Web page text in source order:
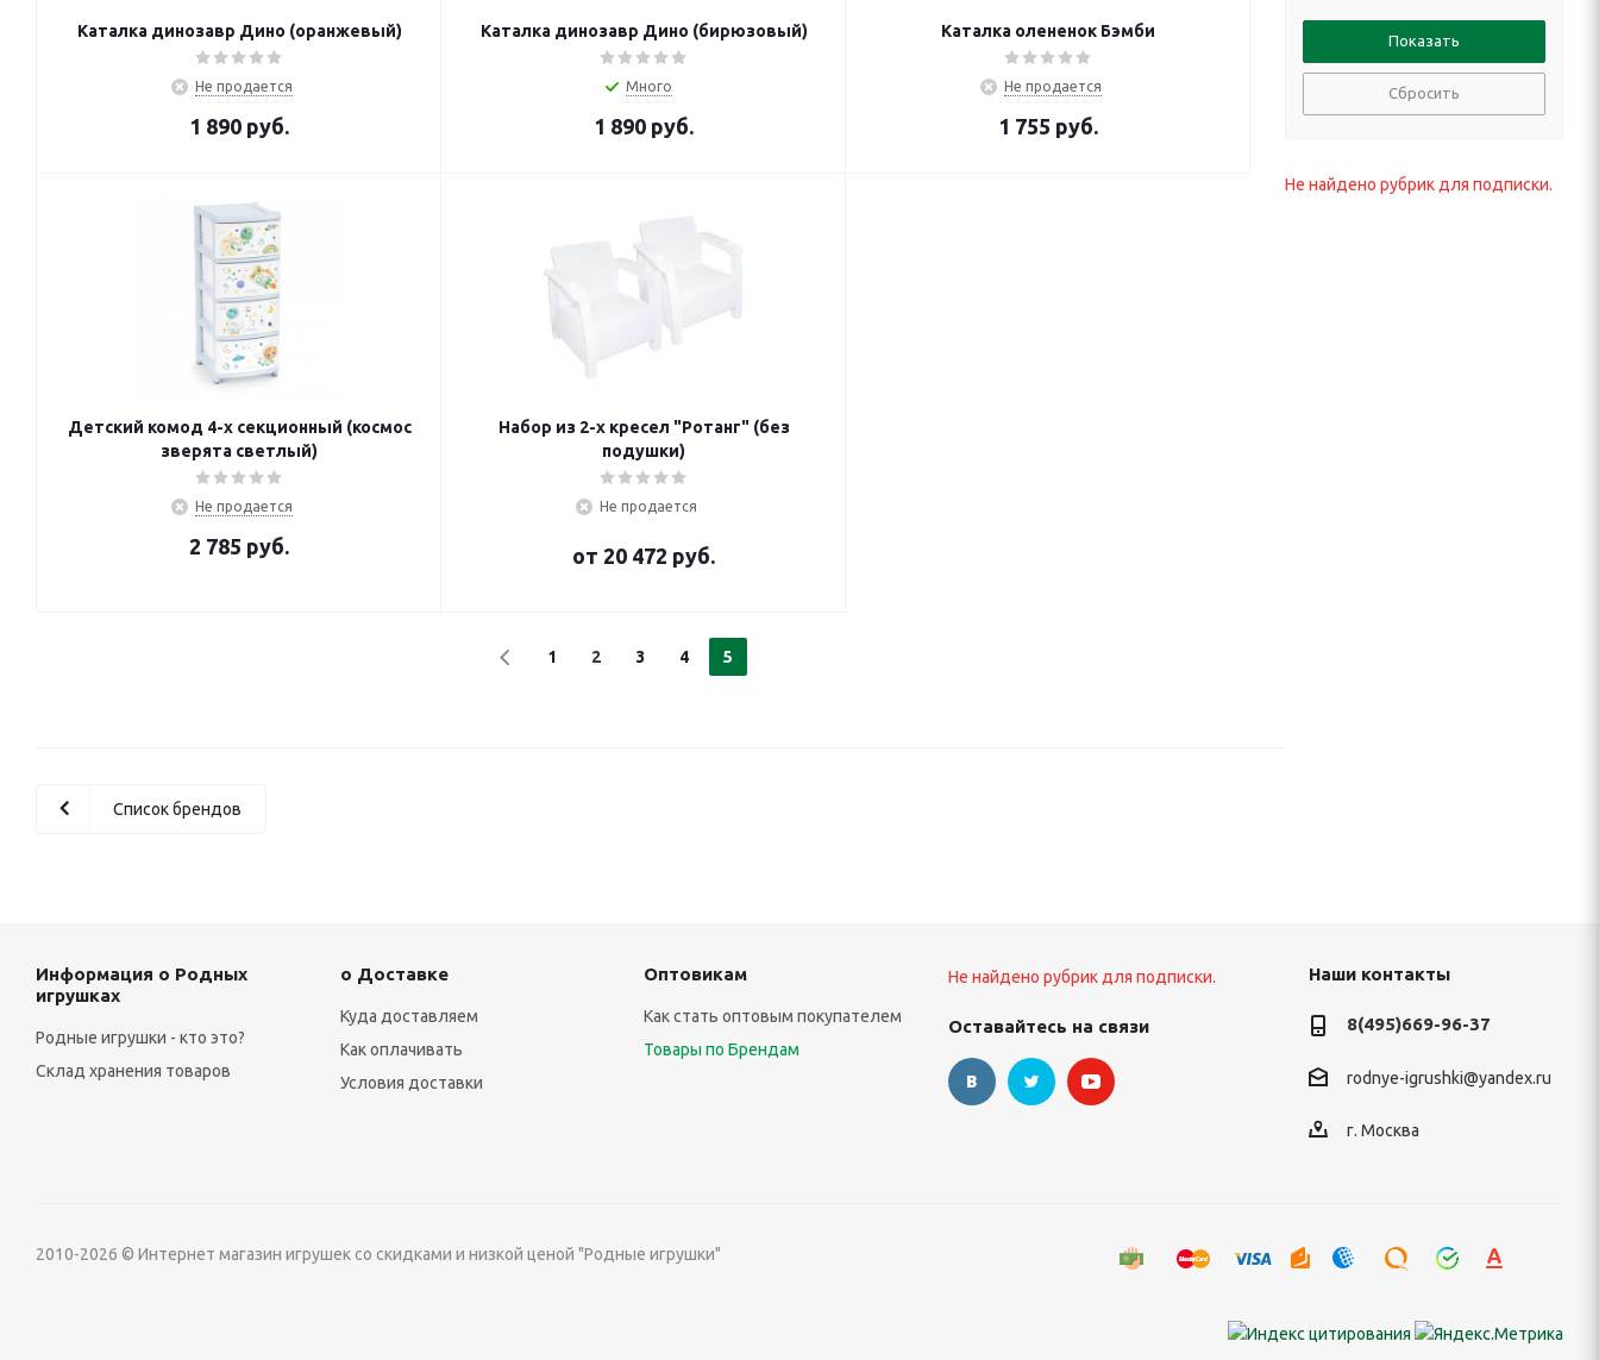
Каталка динозавр Дино (оранжевый)
Не продается
1 890 руб.
Каталка динозавр Дино (бирюзовый)
Много
1 890 руб.
Каталка олененок Бэмби
Не продается
1 755 руб.
Детский комод 4-х секционный (космос
зверята светлый)
Не продается
2 785 руб.
Набор из 2-х кресел "Ротанг" (без
подушки)
Не продается
от 20 472 руб.
1 2 3 4 5
Список брендов
Сбросить
Не найдено рубрик для подписки.
Информация о Родных
игрушках
Родные игрушки - кто это?
Склад хранения товаров
о Доставке
Куда доставляем
Как оплачивать
Условия доставки
Оптовикам
Как стать оптовым покупателем
Товары по Брендам
Не найдено рубрик для подписки.
Оставайтесь на связи
Наши контакты
8(495)669-96-37
rodnye-igrushki@yandex.ru
г. Москва
2010-2026 © Интернет магазин игрушек со скидками и низкой ценой "Родные игрушки"